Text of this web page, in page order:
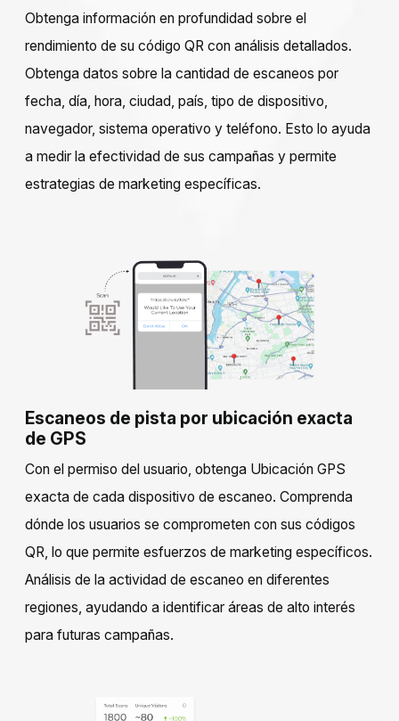
Obtenga información en profundidad sobre el
rendimiento de su código QR con análisis detallados.
Obtenga datos sobre la cantidad de escaneos por
fecha, día, hora, ciudad, país, tipo de dispositivo,
navegador, sistema operativo y teléfono. Esto lo ayuda
a medir la efectividad de sus campañas y permite
estrategias de marketing específicas.
Escaneos de pista por ubicación exacta
de GPS
Con el permiso del usuario, obtenga Ubicación GPS
exacta de cada dispositivo de escaneo. Comprenda
dónde los usuarios se comprometen con sus códigos
QR, lo que permite esfuerzos de marketing específicos.
Análisis de la actividad de escaneo en diferentes
regiones, ayudando a identificar áreas de alto interés
para futuras campañas.